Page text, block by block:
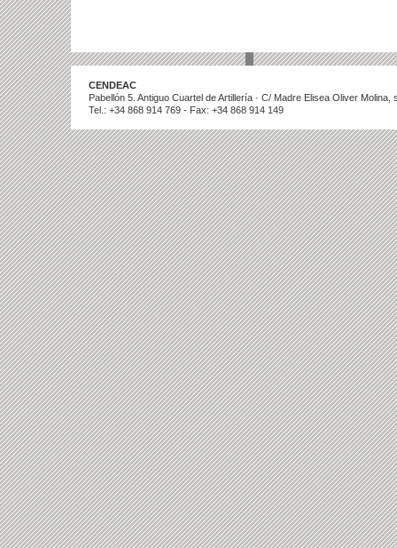
CENDEAC
Pabellón 5. Antiguo Cuartel de Artillería · C/ Madre Elisea Oliver
Tel.: +34 868 914 769 - Fax: +34 868 914 149